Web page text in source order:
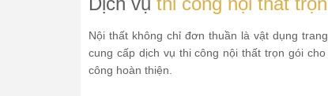
Nội thất không chỉ đơn thuần là vật dụng
cung cấp dịch vụ thi công nội thất trọn gói
công hoàn thiện.